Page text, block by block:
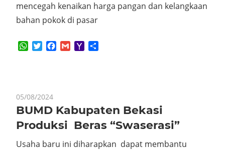
mencegah kenaikan harga pangan dan kelangkaan
bahan pokok di pasar
WhatsApp
TwitterFacebook
GmailYahoo
05/08/2024
BUMD Kabupaten Bekasi
Produksi Beras “Swaserasi”
Usaha baru ini diharapkan dapat membantu